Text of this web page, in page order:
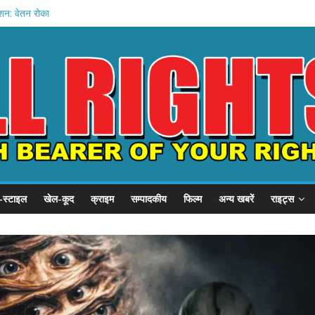
में मौत
वेतन रोका
शाह
गृह मंत्रालय
खेल-कूद क्राइम सम्पादकीय फिल्म अन्य खबरें राइट्स